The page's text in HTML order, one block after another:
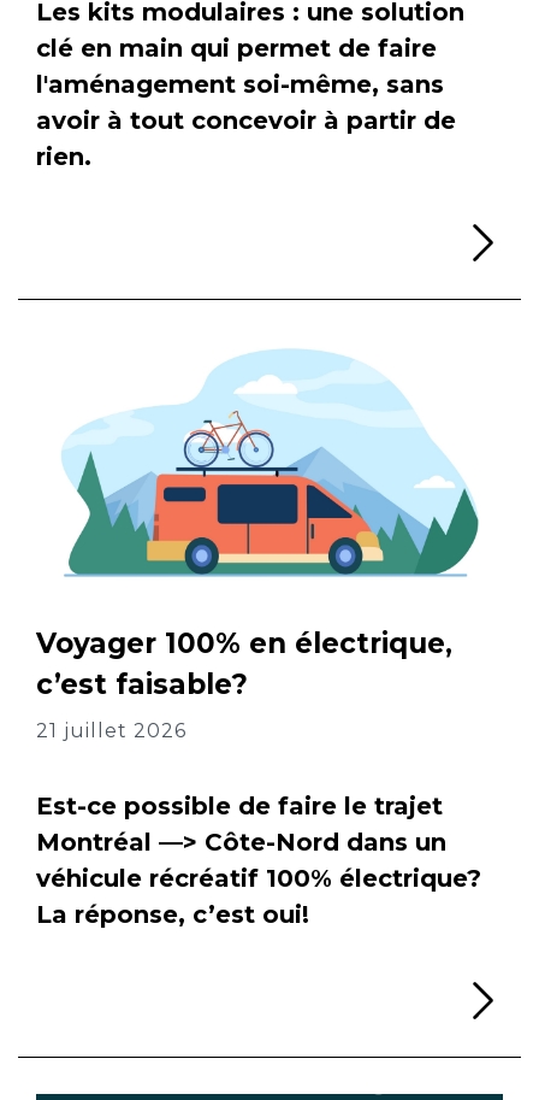
Les kits modulaires : une solution
clé en main qui permet de faire
l'aménagement soi-même, sans
avoir à tout concevoir à partir de
rien.
Voyager 100% en électrique,
c’est faisable?
21 juillet 2026
Est-ce possible de faire le trajet
Montréal —> Côte-Nord dans un
véhicule récréatif 100% électrique?
La réponse, c’est oui!